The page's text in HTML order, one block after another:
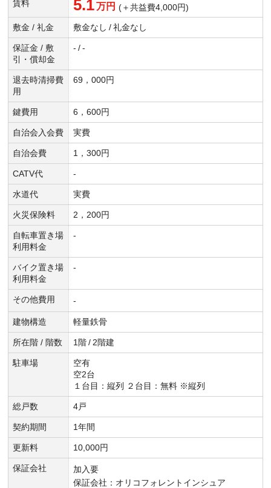
賃料 5.1 万円 (＋共益費4,000円)
敷金 / 礼金 敷金なし / 礼金なし
保証金 / 敷
引・償却金
- / -
退去時清掃費
用
69，000円
鍵費用 6，600円
自治会入会費 実費
自治会費 1，300円
CATV代 -
水道代 実費
火災保険料 2，200円
自転車置き場
利用料金
-
バイク置き場
利用料金
-
その他費用 -
建物構造 軽量鉄骨
所在階 / 階数 1階 / 2階建
駐車場
空有
空2台
１台目：縦列 ２台目：無料 ※縦列
総戸数 4戸
契約期間 1年間
更新料 10,000円
保証会社
加入要
保証会社：オリコフォレントインシュア